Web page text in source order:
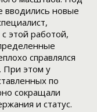
вводились новые
этой работой,
справлялся
При этом у
по
сокращали
и статус.